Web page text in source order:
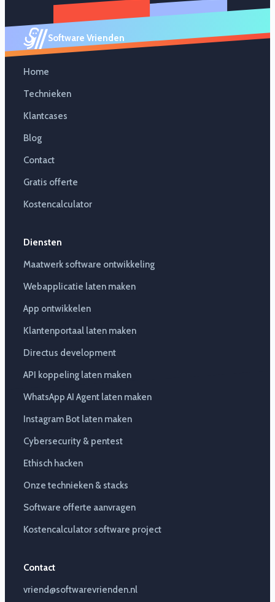
Software Vrienden
Home
Technieken
Klantcases
Blog
Contact
Gratis offerte
Kostencalculator
Diensten
Maatwerk software ontwikkeling
Webapplicatie laten maken
App ontwikkelen
Klantenportaal laten maken
Directus development
API koppeling laten maken
WhatsApp AI Agent laten maken
Instagram Bot laten maken
Cybersecurity & pentest
Ethisch hacken
Onze technieken & stacks
Software offerte aanvragen
Kostencalculator software project
Contact
vriend@softwarevrienden.nl